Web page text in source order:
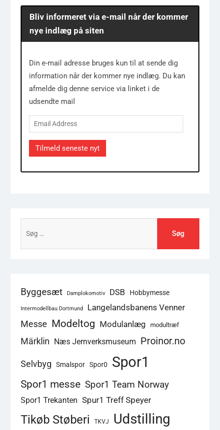
Bliv informeret via e-mail når der kommer
nye indlæg på siten
Din e-mail adresse bruges kun til at sende dig
information når der kommer nye indlæg. Du kan
afmelde dig denne service via linket i de
udsendte mail
Email
Address
Tilmeld seneste nyt
efter:
Byggesæt Damplokomotiv DSB Hobbymesse
Intermodellbau Dortmund
Langelandsbanens Venner
Messe Modeltog Modulanlæg modultræf
Märklin Næs Jernverksmuseum Proinor.no
Selvbyg Smalspor Spor0 Spor1
Spor1 messe Spor1 Team Norway
Spor1 Trekanten Spur1 Treff Speyer
Tikøb Støberi TKVJ Udstilling